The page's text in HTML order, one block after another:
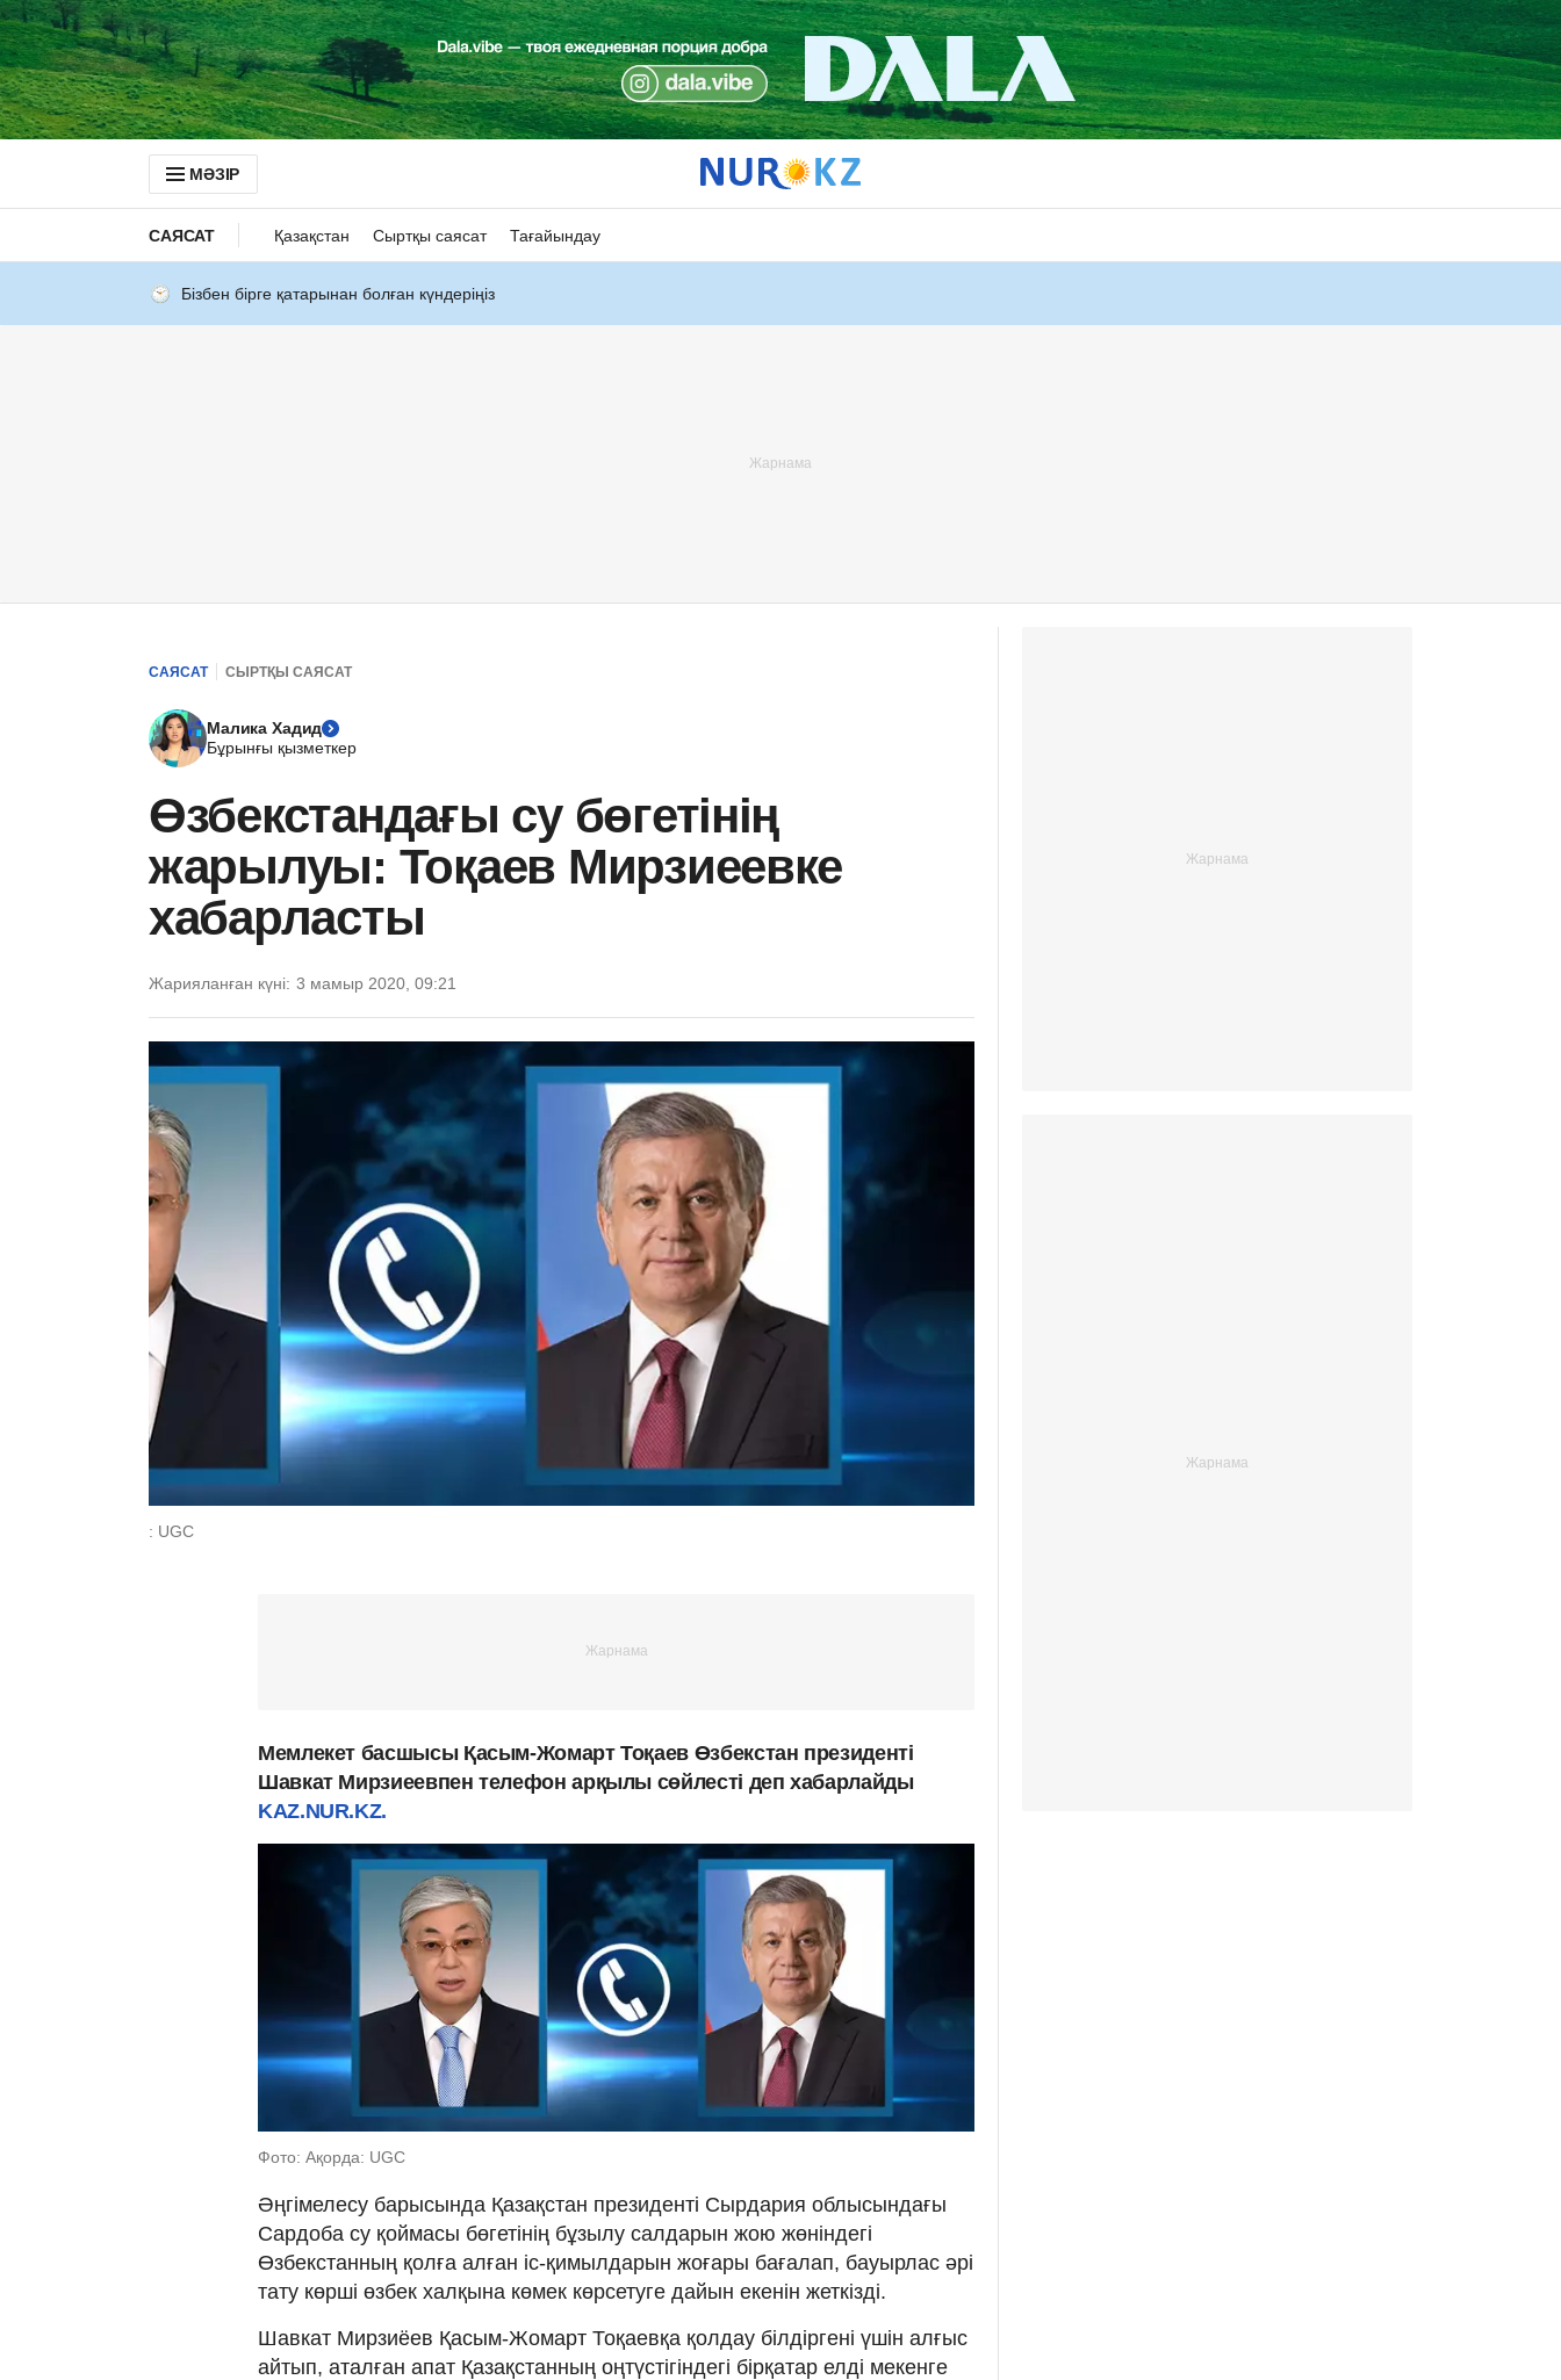
МӘЗІР
САЯСАТ Қазақстан Сыртқы саясат Тағайындау
Бізбен бірге қатарынан болған күндеріңіз
САЯСАТ СЫРТҚЫ САЯСАТ
Малика Хадид
Бұрынғы қызметкер
Өзбекстандағы су бөгетінің
жарылуы: Тоқаев Мирзиеевке
хабарласты
Жарияланған күні: 3 мамыр 2020, 09:21
: UGC
Мемлекет басшысы Қасым-Жомарт Тоқаев Өзбекстан президенті
Шавкат Мирзиеевпен телефон арқылы сөйлесті деп хабарлайды
KAZ.NUR.KZ.
Фото: Ақорда: UGC
Әңгімелесу барысында Қазақстан президенті Сырдария облысындағы
Сардоба су қоймасы бөгетінің бұзылу салдарын жою жөніндегі
Өзбекстанның қолға алған іс-қимылдарын жоғары бағалап, бауырлас әрі
тату көрші өзбек халқына көмек көрсетуге дайын екенін жеткізді.
Шавкат Мирзиёев Қасым-Жомарт Тоқаевқа қолдау білдіргені үшін алғыс
айтып, аталған апат Қазақстанның оңтүстігіндегі бірқатар елді мекенге